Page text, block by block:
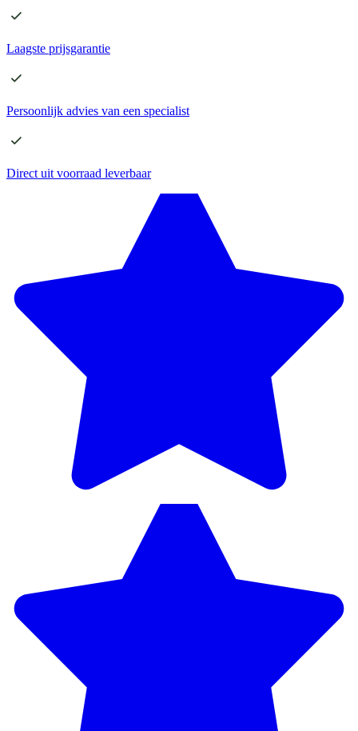
Laagste prijsgarantie
Persoonlijk advies van een specialist
Direct uit voorraad leverbaar